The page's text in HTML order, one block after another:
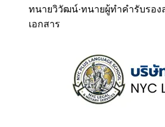
ทนายวิวัฒน์·ทนายผู้ทำคำรับรอง
เอกสาร